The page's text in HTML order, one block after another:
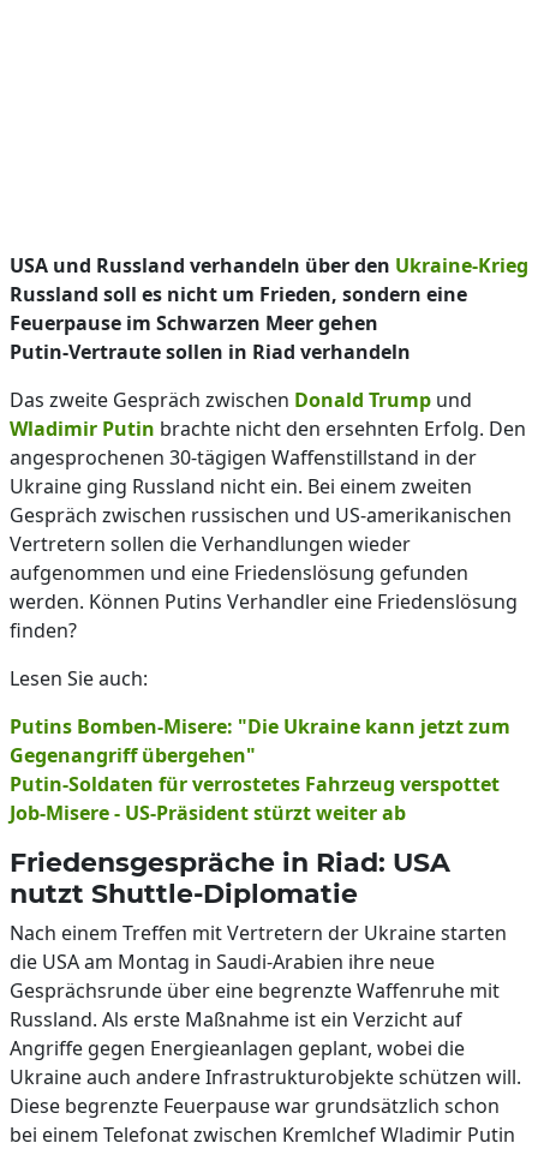
USA und Russland verhandeln über den Ukraine-Krieg
Russland soll es nicht um Frieden, sondern eine
Feuerpause im Schwarzen Meer gehen
Putin-Vertraute sollen in Riad verhandeln
Das zweite Gespräch zwischen Donald Trump und
Wladimir Putin brachte nicht den ersehnten Erfolg. Den
angesprochenen 30-tägigen Waffenstillstand in der
Ukraine ging Russland nicht ein. Bei einem zweiten
Gespräch zwischen russischen und US-amerikanischen
Vertretern sollen die Verhandlungen wieder
aufgenommen und eine Friedenslösung gefunden
werden. Können Putins Verhandler eine Friedenslösung
finden?
Lesen Sie auch:
Putins Bomben-Misere: "Die Ukraine kann jetzt zum
Gegenangriff übergehen"
Putin-Soldaten für verrostetes Fahrzeug verspottet
Job-Misere - US-Präsident stürzt weiter ab
Friedensgespräche in Riad: USA
nutzt Shuttle-Diplomatie
Nach einem Treffen mit Vertretern der Ukraine starten
die USA am Montag in Saudi-Arabien ihre neue
Gesprächsrunde über eine begrenzte Waffenruhe mit
Russland. Als erste Maßnahme ist ein Verzicht auf
Angriffe gegen Energieanlagen geplant, wobei die
Ukraine auch andere Infrastrukturobjekte schützen will.
Diese begrenzte Feuerpause war grundsätzlich schon
bei einem Telefonat zwischen Kremlchef Wladimir Putin